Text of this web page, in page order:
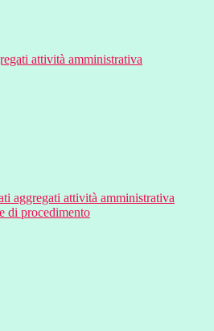
attività amministrativa
aggregati attività amministrativa
di procedimento